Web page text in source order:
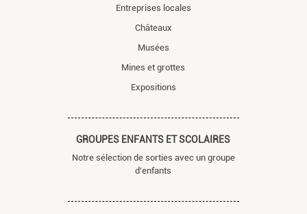
Entreprises locales
Châteaux
Musées
Mines et grottes
Expositions
GROUPES ENFANTS ET SCOLAIRES
Notre sélection de sorties avec un groupe
d'enfants